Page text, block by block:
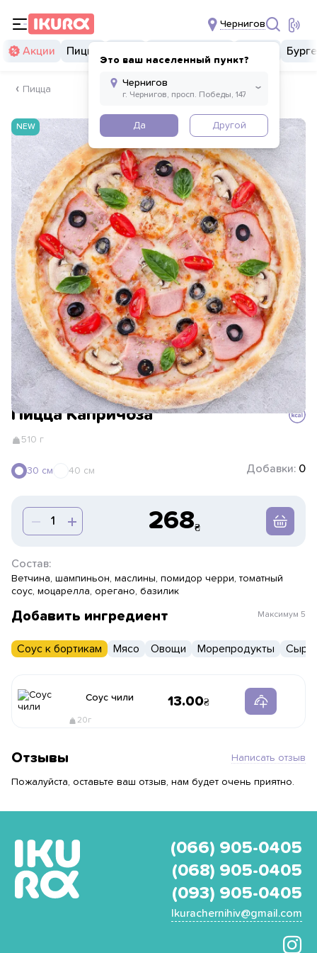
Чернигов
Это ваш населенный пункт?
Да Другой
Акции Пицца
Пицца
NEW
Пицца Капричоза
510 г
30 см 40 см Добавки: 0
268
Состав:
Ветчина, шампиньон, маслины, помидор черри, томатный
соус, моцарелла, орегано, базилик
Добавить ингредиент Максимум 5
Соус к бортикам Мясо Овощи Морепродукты Сыры
Соус чили
20г
13.00
Отзывы Написать отзыв
Пожалуйста, оставьте ваш отзыв, нам будет очень приятно.
(066) 905-0405
(068) 905-0405
(093) 905-0405
Ikurachernihiv@gmail.com